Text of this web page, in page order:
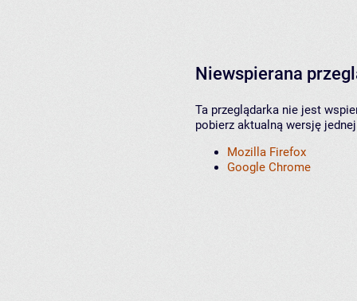
Niewspierana
Ta przeglądarka nie jest
pobierz aktualną wersję
Mozilla Firefox
Google Chrome